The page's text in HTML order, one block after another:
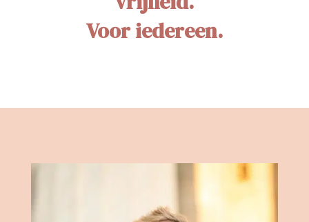
Voor iedereen.